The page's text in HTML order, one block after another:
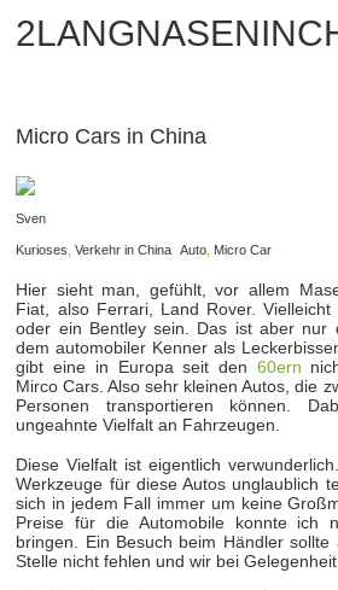
Micro Cars in China
Sven
Kurioses,Verkehr in China Auto, Micro Car
Hier sieht man, gefühlt, vor allem
Fiat, also Ferrari, Land Rover.
oder ein Bentley sein. Das ist aber nur
dem automobiler Kenner als
gibt eine in Europa seit den 60ern
Mirco Cars. Also sehr kleinen Autos, die
Personen transportieren können.
ungeahnte Vielfalt an Fahrzeugen.
Diese Vielfalt ist eigentlich
Werkzeuge für diese Autos unglaublich
sich in jedem Fall immer um keine
Preise für die Automobile konnte ich
bringen. Ein Besuch beim Händler
Stelle nicht fehlen und wir bei